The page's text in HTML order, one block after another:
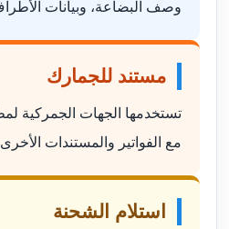
وصف البضاعة، وبيانات
مستند للجمارك
تستخدمها الجهات الجمركية
مع الفواتير والمستندات
استلام الشحنة